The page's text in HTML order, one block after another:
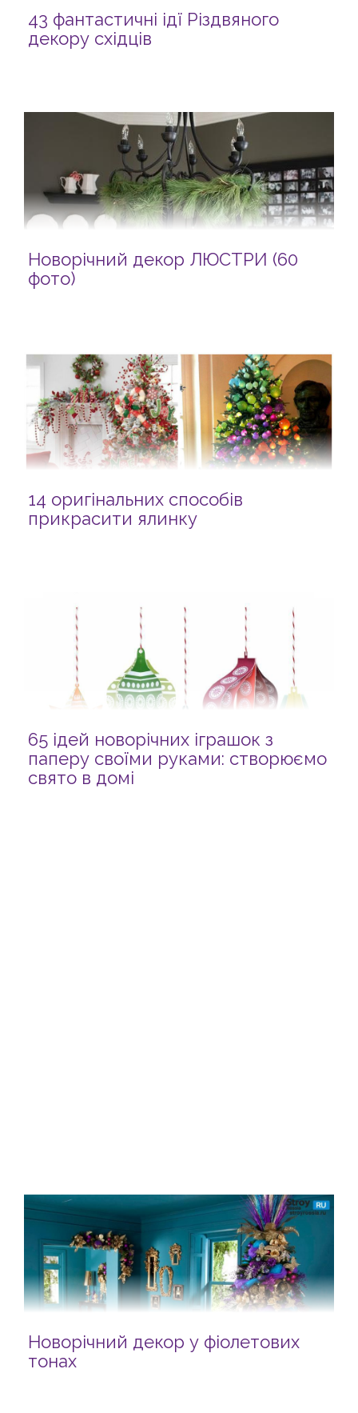
43 фантастичні ідї Різдвяного
декору східців
Новорічний декор ЛЮСТРИ (60
фото)
14 оригінальних способів
прикрасити ялинку
65 ідей новорічних іграшок з
паперу своїми руками: створюємо
свято в домі
Новорічний декор у фіолетових
тонах